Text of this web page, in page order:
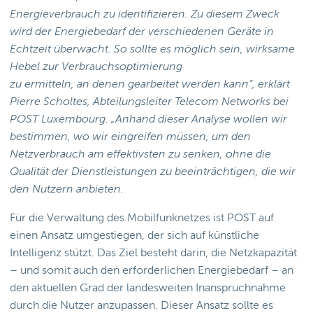
Energieverbrauch zu identifizieren. Zu diesem Zweck
wird der Energiebedarf der verschiedenen Geräte in
Echtzeit überwacht. So sollte es möglich sein, wirksame
Hebel zur Verbrauchsoptimierung
zu ermitteln, an denen gearbeitet werden kann“, erklärt
Pierre Scholtes, Abteilungsleiter Telecom Networks bei
POST Luxembourg. „Anhand dieser Analyse wollen wir
bestimmen, wo wir eingreifen müssen, um den
Netzverbrauch am effektivsten zu senken, ohne die
Qualität der Dienstleistungen zu beeinträchtigen, die wir
den Nutzern anbieten.
Für die Verwaltung des Mobilfunknetzes ist POST auf
einen Ansatz umgestiegen, der sich auf künstliche
Intelligenz stützt. Das Ziel besteht darin, die Netzkapazität
– und somit auch den erforderlichen Energiebedarf – an
den aktuellen Grad der landesweiten Inanspruchnahme
durch die Nutzer anzupassen. Dieser Ansatz sollte es